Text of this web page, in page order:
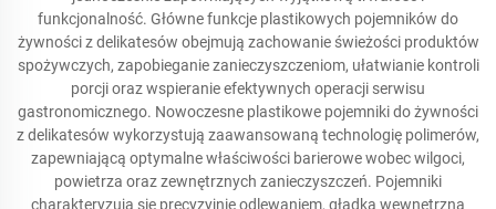
funkcjonalność. Główne funkcje plastikowych pojemników do
żywności z delikatesów obejmują zachowanie świeżości produktów
spożywczych, zapobieganie zanieczyszczeniom, ułatwianie kontroli
porcji oraz wspieranie efektywnych operacji serwisu
gastronomicznego. Nowoczesne plastikowe pojemniki do żywności
z delikatesów wykorzystują zaawansowaną technologię polimerów,
zapewniającą optymalne właściwości barierowe wobec wilgoci,
powietrza oraz zewnętrznych zanieczyszczeń. Pojemniki
charakteryzują się precyzyjnie odlewaniem, gładką wewnętrzną